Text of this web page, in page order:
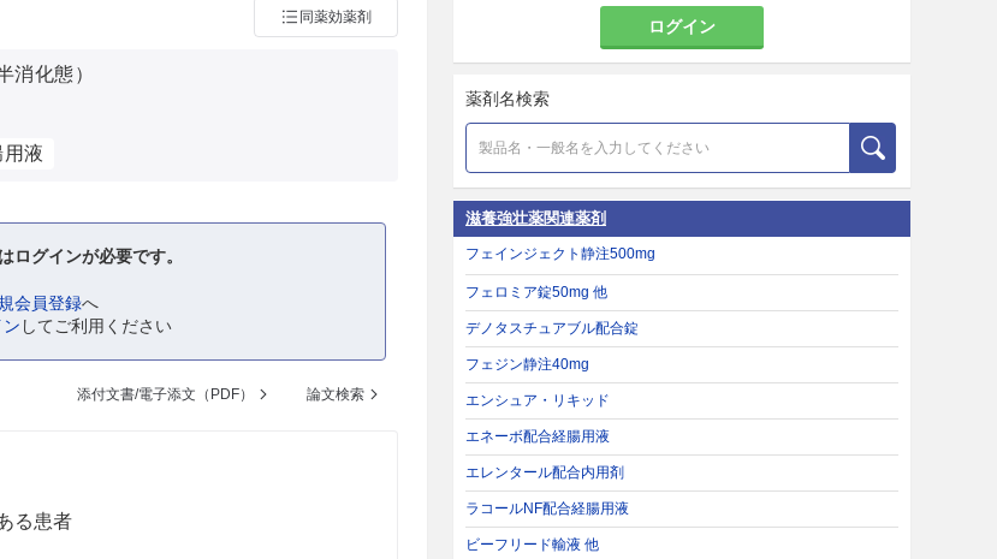
同薬効薬剤
消化態）
液
ログインが必要です。
会員登録へ
ン してご利用ください
添付文書/電子添文（PDF） 論文検索
る患者
ログイン
薬剤名検索
滋養強壮薬関連薬剤
フェインジェクト静注500mg
フェロミア錠50mg 他
デノタスチュアブル配合錠
フェジン静注40mg
エンシュア・リキッド
エネーボ配合経腸用液
エレンタール配合内用剤
ラコールNF配合経腸用液
ビーフリード輸液 他